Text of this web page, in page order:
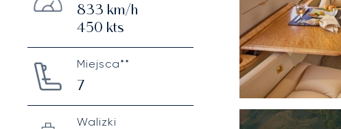
833 km/h
450 kts
Miejsca**
7
Walizki